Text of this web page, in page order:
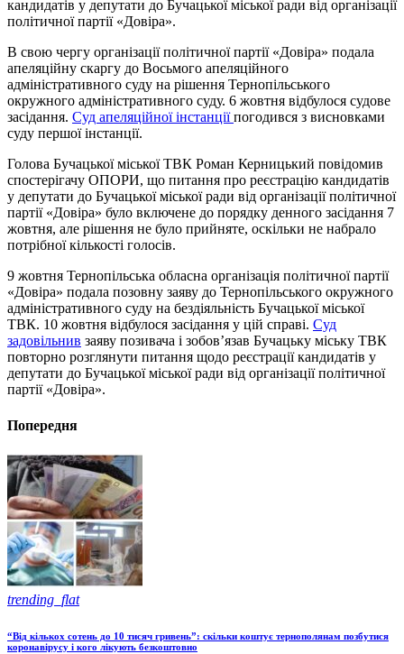
кандидатів у депутати до Бучацької міської ради від організації
політичної партії «Довіра».
В свою чергу організації політичної партії «Довіра» подала
апеляційну скаргу до Восьмого апеляційного
адміністративного суду на рішення Тернопільського
окружного адміністративного суду. 6 жовтня відбулося судове
засідання. Суд апеляційної інстанціїпогодився з висновками
суду першої інстанції.
Голова Бучацької міської ТВК Роман Керницький повідомив
спостерігачу ОПОРИ, що питання про реєстрацію кандидатів
у депутати до Бучацької міської ради від організації політичної
партії «Довіра» було включене до порядку денного засідання 7
жовтня, але рішення не було прийняте, оскільки не набрало
потрібної кількості голосів.
9 жовтня Тернопільська обласна організація політичної партії
«Довіра» подала позовну заяву до Тернопільського окружного
адміністративного суду на бездіяльність Бучацької міської
ТВК. 10 жовтня відбулося засідання у цій справі. Суд
задовільнив заяву позивача і зобов’язав Бучацьку міську ТВК
повторно розглянути питання щодо реєстрації кандидатів у
депутати до Бучацької міської ради від організації політичної
партії «Довіра».
Попередня
trending_flat
“Від кількох сотень до 10 тисяч гривень”: скільки коштує тернополянам позбутися
коронавірусу і кого лікують безкоштовно